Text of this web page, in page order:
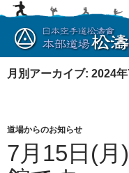
コ
テ
ス
キ
ッ
月別アーカイブ: 2024年
道場からのお知らせ
7月15日(